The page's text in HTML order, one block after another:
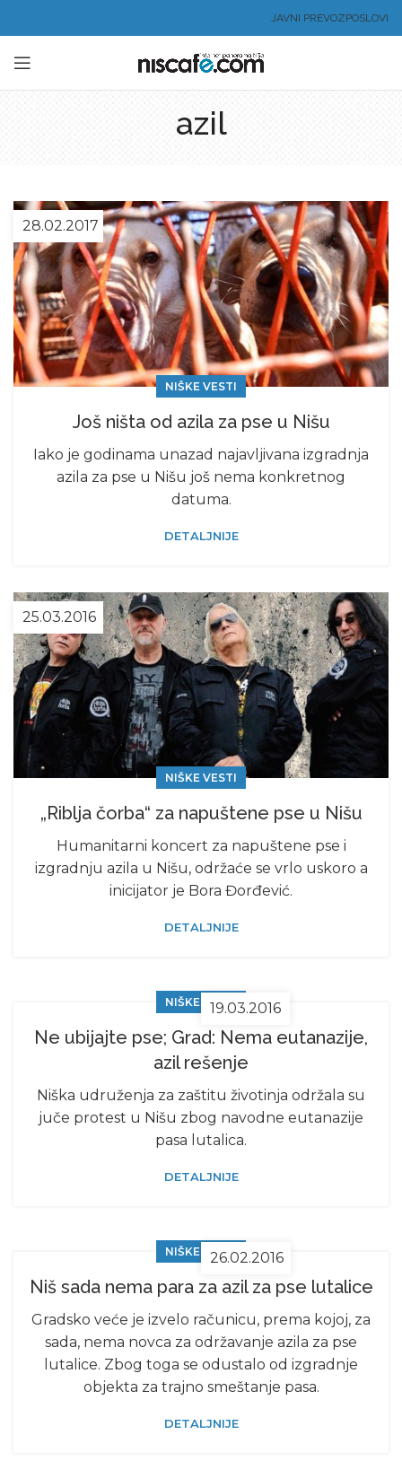
JAVNI PREVOZPOSLOVI
azil
28.02.2017
NIŠKE VESTI
Još ništa od azila za pse u Nišu
Iako je godinama unazad najavljivana izgradnja
azila za pse u Nišu još nema konkretnog
datuma.
DETALJNIJE
25.03.2016
NIŠKE VESTI
„Riblja čorba“ za napuštene pse u Nišu
Humanitarni koncert za napuštene pse i
izgradnju azila u Nišu, održaće se vrlo uskoro a
inicijator je Bora Đorđević.
DETALJNIJE
19.03.2016
NIŠKE VESTI
Ne ubijajte pse; Grad: Nema eutanazije,
azil rešenje
Niška udruženja za zaštitu životinja održala su
juče protest u Nišu zbog navodne eutanazije
pasa lutalica.
DETALJNIJE
26.02.2016
NIŠKE VESTI
Niš sada nema para za azil za pse lutalice
Gradsko veće je izvelo računicu, prema kojoj, za
sada, nema novca za održavanje azila za pse
lutalice. Zbog toga se odustalo od izgradnje
objekta za trajno smeštanje pasa.
DETALJNIJE